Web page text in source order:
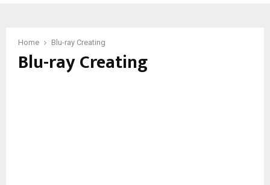
Home Blu-ray Creating
Blu-ray Creating